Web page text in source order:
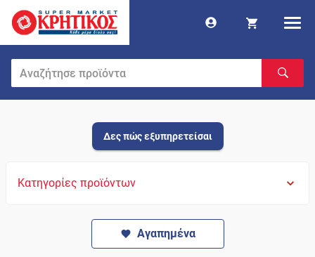
Δες πώς εξυπηρετείσαι
Κατηγορίες προϊόντων
Αγαπημένα